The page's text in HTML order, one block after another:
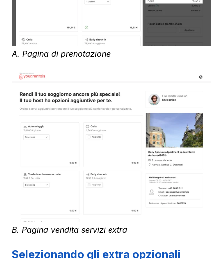
A. Pagina di prenotazione
B. Pagina vendita servizi extra
Selezionando gli extra opzionali